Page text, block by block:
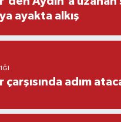
ayakta alkış
çarşısında adım